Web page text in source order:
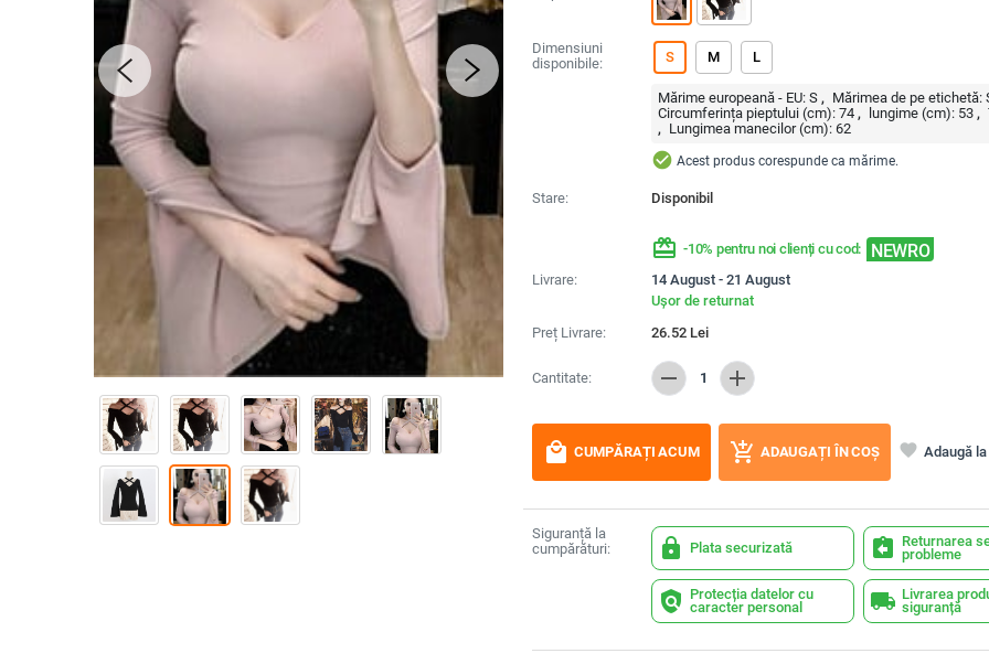
Dimensiuni
disponibile:
S M L
Mărime europeană - EU: S Mărimea de pe etichetă:
Circumferința pieptului (cm): 74 lungime (cm): 53
Lungimea manecilor (cm): 62
check_circle Acest produs corespunde ca mărime.
Stare: Disponibil
redeem -10% pentru noi clienți cu cod: NEWRO
Livrare:
14 August - 21 August
Ușor de returnat
Preț Livrare:
26.52Lei
Cantitate: remove 1 add
local_mall CUMPĂRAȚI ACUM add_shopping_cart ADAUGAȚI ÎN COȘ favorite Adaugă
Siguranță la
cumpărături:
lock Plata securizată assignment_return Returnarea
probleme
policy Protecția datelor cu
caracter personal
local_shipping Livrarea
siguranță